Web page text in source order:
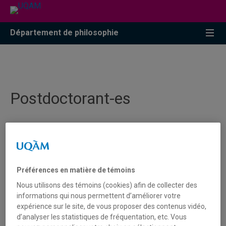
Accéder
recherche
Accéder
menu
pricipal
Accéder
zone
Département de philosophie
Postdoctorant-es
Projet : "Repenser nos différences individuelles"
Canada en Philosophie des sciences de la vie; direction:
Francis Lareau (PhD, UQAM)
Projet: « Concepts épistémiques dans la pratique de la
Préférences en matière de témoins
Nous utilisons des témoins (cookies) afin de collecter des
informations qui nous permettent d’améliorer votre
expérience sur le site, de vous proposer des contenus vidéo,
d’analyser les statistiques de fréquentation, etc. Vous